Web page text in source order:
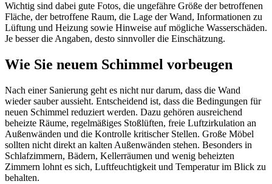
Wichtig sind dabei gute Fotos, die ungefähre Größe der betroffenen
Fläche, der betroffene Raum, die Lage der Wand, Informationen zu
Lüftung und Heizung sowie Hinweise auf mögliche Wasserschäden.
Je besser die Angaben, desto sinnvoller die Einschätzung.
Wie Sie neuem Schimmel vorbeugen
Nach einer Sanierung geht es nicht nur darum, dass die Wand
wieder sauber aussieht. Entscheidend ist, dass die Bedingungen für
neuen Schimmel reduziert werden. Dazu gehören ausreichend
beheizte Räume, regelmäßiges Stoßlüften, freie Luftzirkulation an
Außenwänden und die Kontrolle kritischer Stellen. Große Möbel
sollten nicht direkt an kalten Außenwänden stehen. Besonders in
Schlafzimmern, Bädern, Kellerräumen und wenig beheizten
Zimmern lohnt es sich, Luftfeuchtigkeit und Temperatur im Blick zu
behalten.